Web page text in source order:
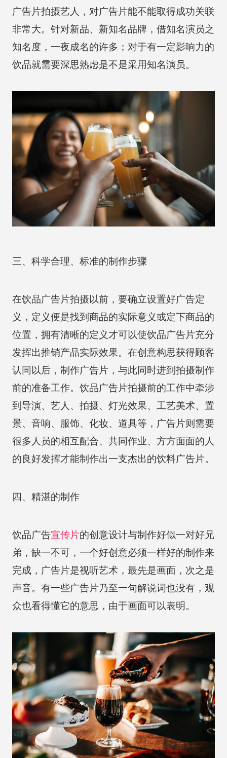
广告片拍摄艺人，对广告片能不能取得成功关联
非常大。针对新品、新知名品牌，借知名演员之
知名度，一夜成名的许多；对于有一定影响力的
饮品就需要深思熟虑是不是采用知名演员。
三、科学合理、标准的制作步骤
在饮品广告片拍摄以前，要确立设置好广告定
义，定义便是找到商品的实际意义或定下商品的
位置，拥有清晰的定义才可以使饮品广告片充分
发挥出推销产品实际效果。在创意构思获得顾客
认同以后，制作广告片，与此同时进到拍摄制作
前的准备工作。饮品广告片拍摄前的工作中牵涉
到导演、艺人、拍摄、灯光效果、工艺美术、置
景、音响、服饰、化妆、道具等，广告片则需要
很多人员的相互配合、共同作业、方方面面的人
的良好发挥才能制作出一支杰出的饮料广告片。
四、精湛的制作
饮品广告宣传片的创意设计与制作好似一对好兄
弟，缺一不可，一个好创意必须一样好的制作来
完成，广告片是视听艺术，最先是画面，次之是
声音。有一些广告片乃至一句解说词也没有，观
众也看得懂它的意思，由于画面可以表明。